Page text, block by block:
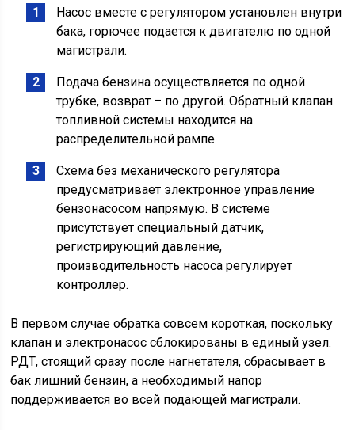
Насос вместе с регулятором установлен внутри
бака, горючее подается к двигателю по одной
магистрали.
Подача бензина осуществляется по одной
трубке, возврат – по другой. Обратный клапан
топливной системы находится на
распределительной рампе.
Схема без механического регулятора
предусматривает электронное управление
бензонасосом напрямую. В системе
присутствует специальный датчик,
регистрирующий давление,
производительность насоса регулирует
контроллер.
В первом случае обратка совсем короткая, поскольку
клапан и электронасос сблокированы в единый узел.
РДТ, стоящий сразу после нагнетателя, сбрасывает в
бак лишний бензин, а необходимый напор
поддерживается во всей подающей магистрали.